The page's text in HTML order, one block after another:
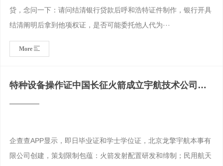
贷，念问一下：请问结清银行贷款后呼和浩特证件制作，银行开具
结清阐明后拿到他项权证，是否可能委托他人代为···
More
特种设备操作证中国长征火箭成立宇航技术公司含
火箭控制系统研发
企查查APP显示，即日毕业证和学士学位证，北京龙擎宇航本事有
限公司创建，策划限制包蕴：火箭发射配置研发和缔制；民用航天